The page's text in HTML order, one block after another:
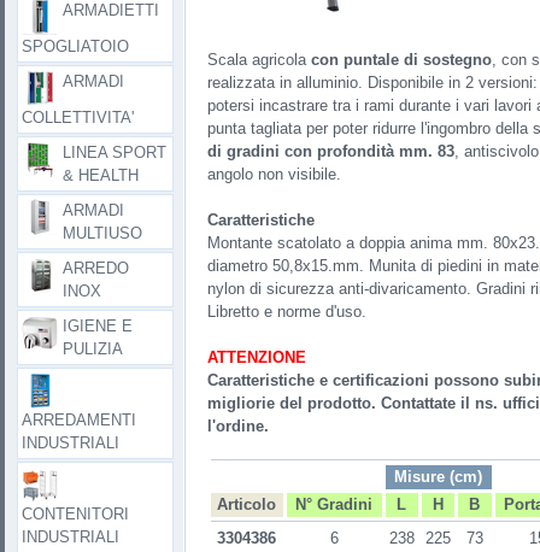
Scala agricola con puntale di sostegno, con
realizzata in alluminio. Disponibile in 2
potersi incastrare tra i rami durante i vari lavori
punta tagliata per poter ridurre l'ingombro
di gradini con profondità mm. 83,
angolo non visibile.
Caratteristiche
Montante scatolato a doppia anima mm.
diametro 50,8x15.mm. Munita di piedini in
nylon di sicurezza anti-divaricamento. Gradini
Libretto e norme d'uso.
ATTENZIONE
Caratteristiche e certificazioni possono
migliorie del prodotto. Contattate il ns.
l'ordine.
Misure (cm)
Articolo
N° Gradini L H B
3304386
6 238 225 73
ARMADIETTI
SPOGLIATOIO
ARMADI
COLLETTIVITA'
LINEA SPORT
& HEALTH
ARMADI
MULTIUSO
ARREDO
INOX
IGIENE E
PULIZIA
ARREDAMENTI
INDUSTRIALI
CONTENITORI
INDUSTRIALI